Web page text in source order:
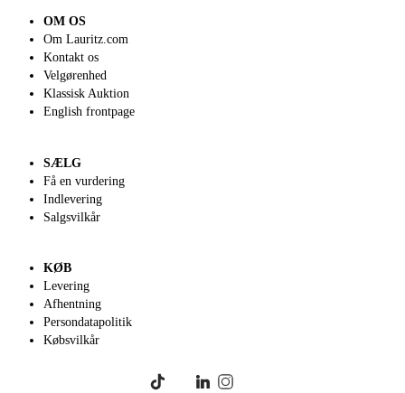
OM OS
Om Lauritz.com
Kontakt os
Velgørenhed
Klassisk Auktion
English frontpage
SÆLG
Få en vurdering
Indlevering
Salgsvilkår
KØB
Levering
Afhentning
Persondatapolitik
Købsvilkår